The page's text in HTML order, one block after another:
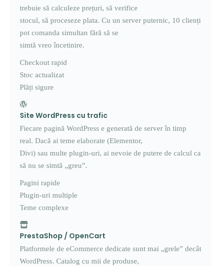
trebuie să calculeze prețuri, să verifice
stocul, să proceseze plata. Cu un server puternic, 10 clienți
pot comanda simultan fără să se
simtă vreo încetinire.
Checkout rapid
Stoc actualizat
Plăți sigure
Site WordPress cu trafic
Fiecare pagină WordPress e generată de server în timp
real. Dacă ai teme elaborate (Elementor,
Divi) sau multe plugin-uri, ai nevoie de putere de calcul ca
să nu se simtă „greu”.
Pagini rapide
Plugin-uri multiple
Teme complexe
PrestaShop / OpenCart
Platformele de eCommerce dedicate sunt mai „grele” decât
WordPress. Catalog cu mii de produse,